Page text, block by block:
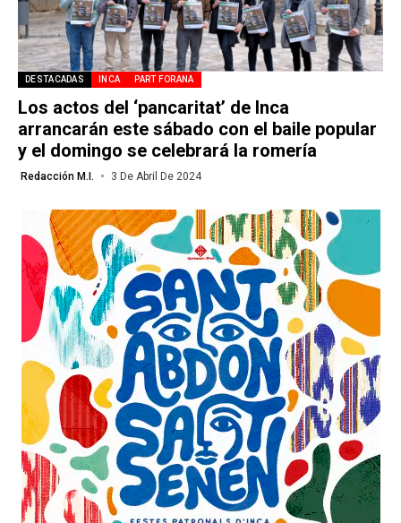
DESTACADAS INCA PART FORANA
Los actos del ‘pancaritat’ de Inca
arrancarán este sábado con el baile popular
y el domingo se celebrará la romería
Redacción M.I. 3 De Abril De 2024